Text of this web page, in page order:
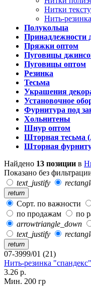
Нитки
Нить-
Полукольца
Принадлежности
Пряжки оптом
Пуговицы
Пуговицы оптом
Резинка
Тесьма
Украшения
Установочное
Фурнитура под
Хольнитены
Шнур оптом
Шторная тесьма
Шторная
Найдено 13 позиции в
Показано без
text_justify
return
Сорт. по важности
по продажам
по
arrowtriangle_down
text_justify
return
07-3999/01 (21)
Нить-резинка
3.26 р.
Мин. 200 гр